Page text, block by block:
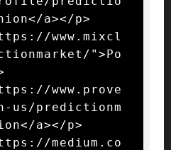
a></p>
www.mixcl
">Po
www.prove
us/predictionm
a></p>
medium.co